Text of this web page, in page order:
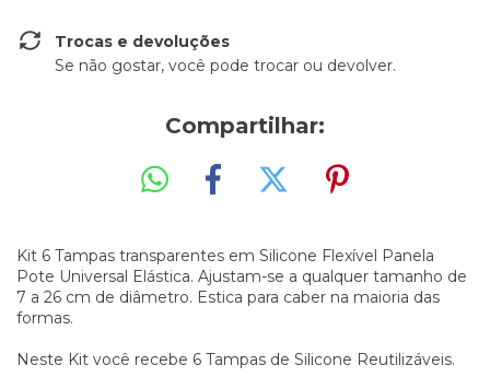
Trocas e devoluções
Se não gostar, você pode trocar ou devolver.
Compartilhar:
Kit 6 Tampas transparentes em Silicone Flexível Panela
Pote Universal Elástica. Ajustam-se a qualquer tamanho de
7 a 26 cm de diâmetro. Estica para caber na maioria das
formas.
Neste Kit você recebe 6 Tampas de Silicone Reutilizáveis.